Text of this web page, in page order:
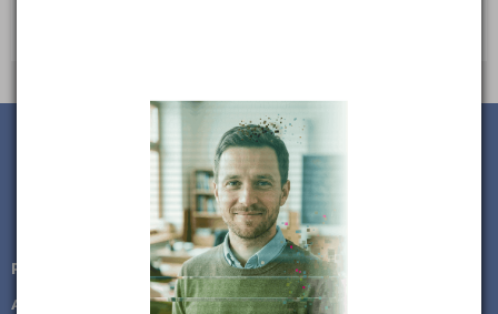
JSME TAM, KDE JSTE VY
Poradenství v přípravě ke studiu
AMOS -